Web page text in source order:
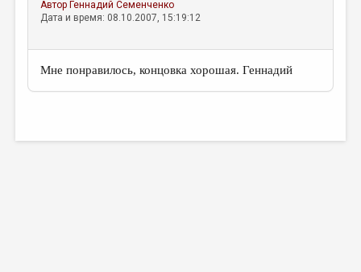
Автор Геннадий Семенченко
Дата и время: 08.10.2007, 15:19:12
Мне понравилось, концовка хорошая. Геннадий